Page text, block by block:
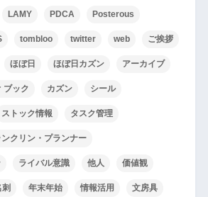
LAMY PDCA Posterous
tombloo twitter web ご挨拶
ほぼ日 ほぼ日カズン アーカイブ
ブック カズン シール
ストック情報 タスク管理
ンクリン・プランナー
ライバル意識 他人 価値観
年末年始 情報活用 文房具